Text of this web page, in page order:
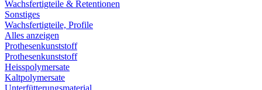
Wachsfertigteile & Retentionen
Sonstiges
Wachsfertigteile, Profile
Alles anzeigen
Prothesenkunststoff
Prothesenkunststoff
Heisspolymersate
Kaltpolymersate
Unterfütterungsmaterial